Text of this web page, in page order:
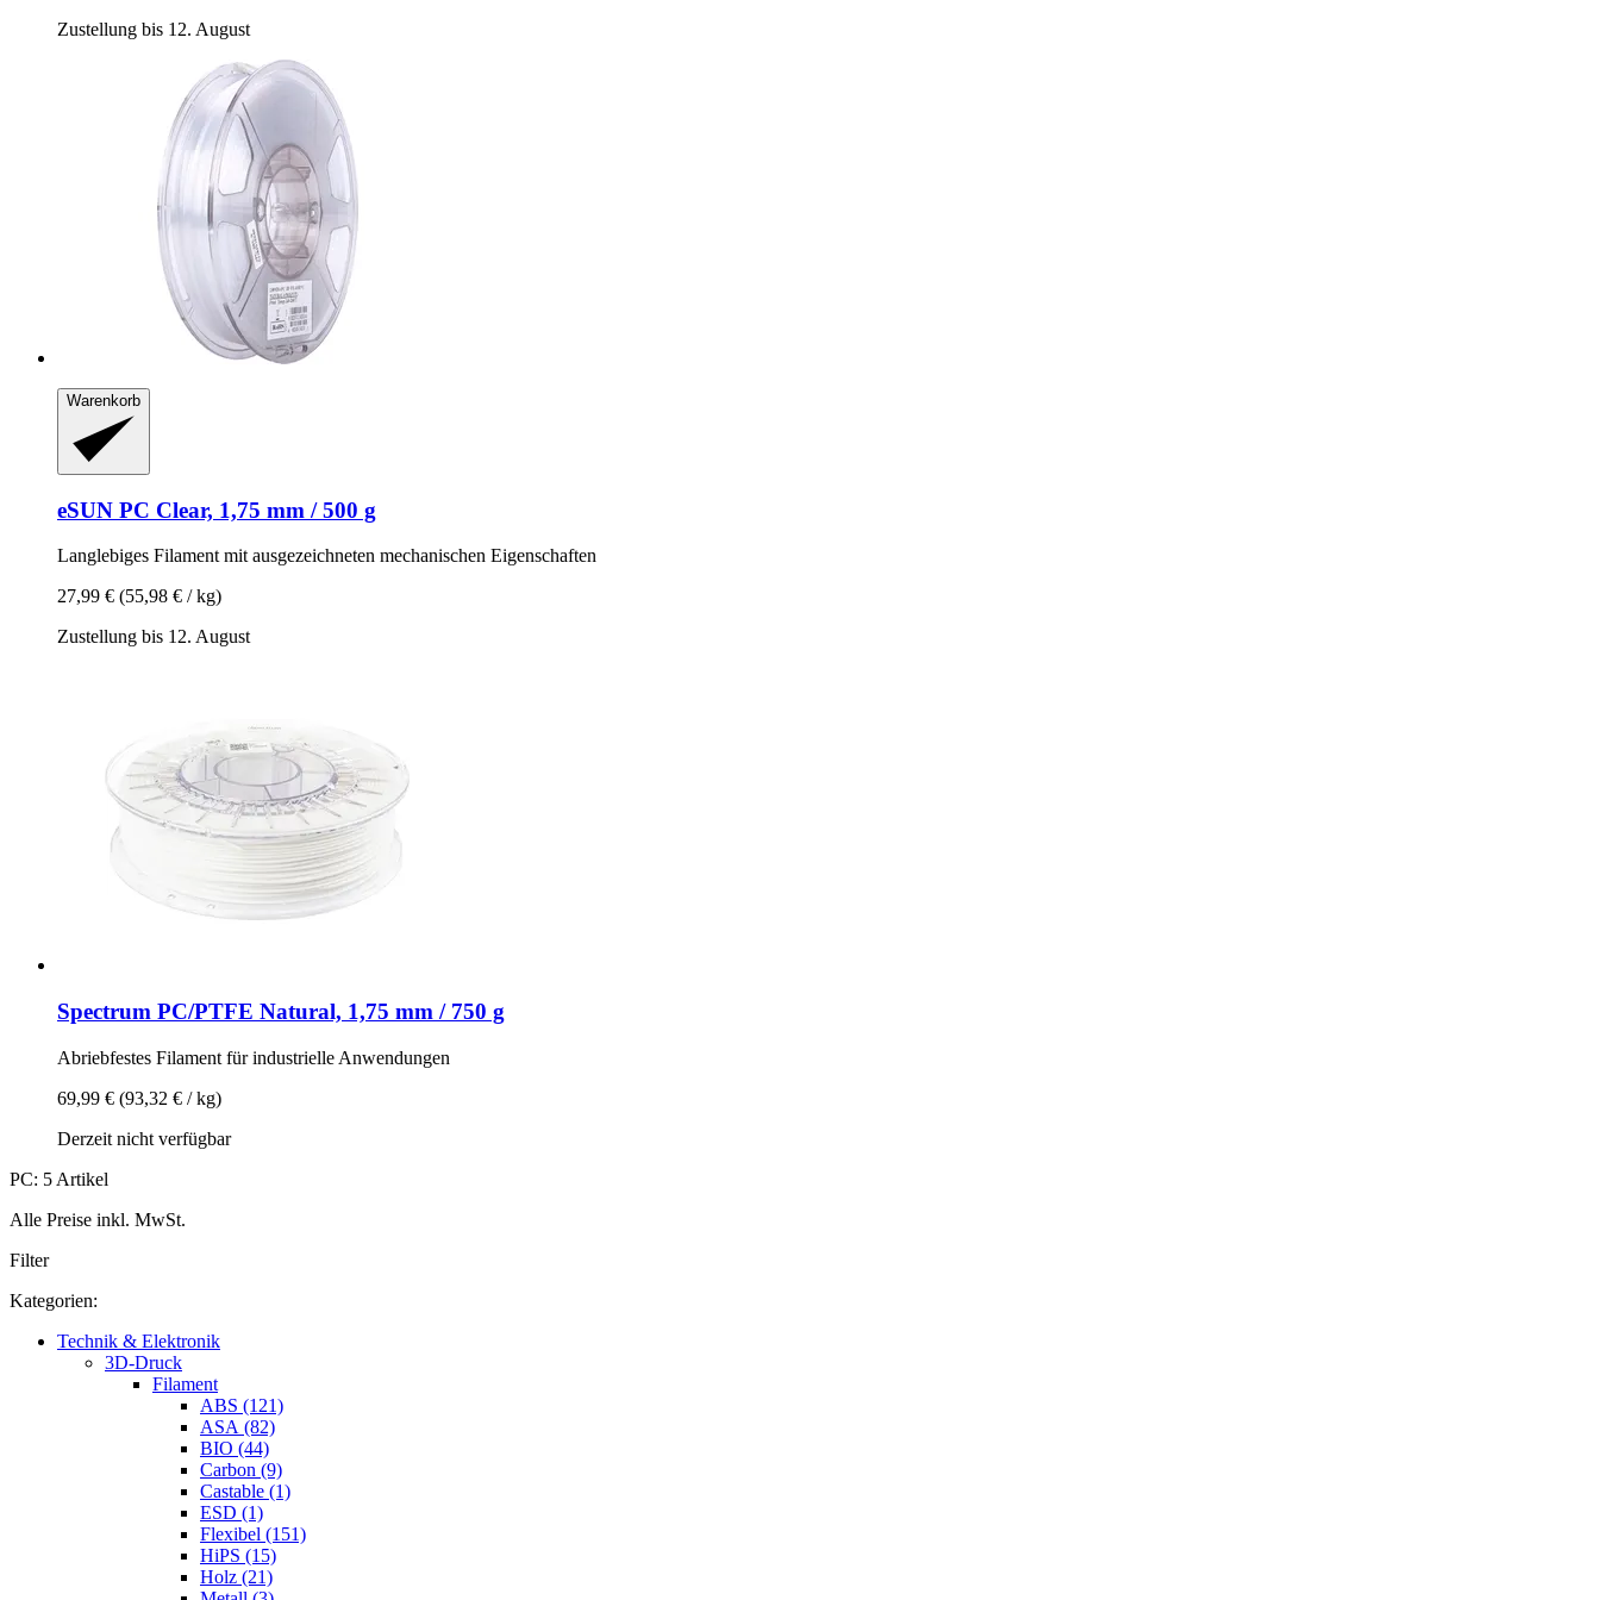
Zustellung bis 12. August
Warenkorb
eSUN PC Clear, 1,75 mm / 500 g
Langlebiges Filament mit ausgezeichneten mechanischen Eigenschaften
27,99 € (55,98 € / kg)
Zustellung bis 12. August
Spectrum PC/PTFE Natural, 1,75 mm / 750 g
Abriebfestes Filament für industrielle Anwendungen
69,99 € (93,32 € / kg)
Derzeit nicht verfügbar
PC: 5 Artikel
Alle Preise inkl. MwSt.
Filter
Kategorien:
Technik & Elektronik
3D-Druck
Filament
ABS (121)
ASA (82)
BIO (44)
Carbon (9)
Castable (1)
ESD (1)
Flexibel (151)
HiPS (15)
Holz (21)